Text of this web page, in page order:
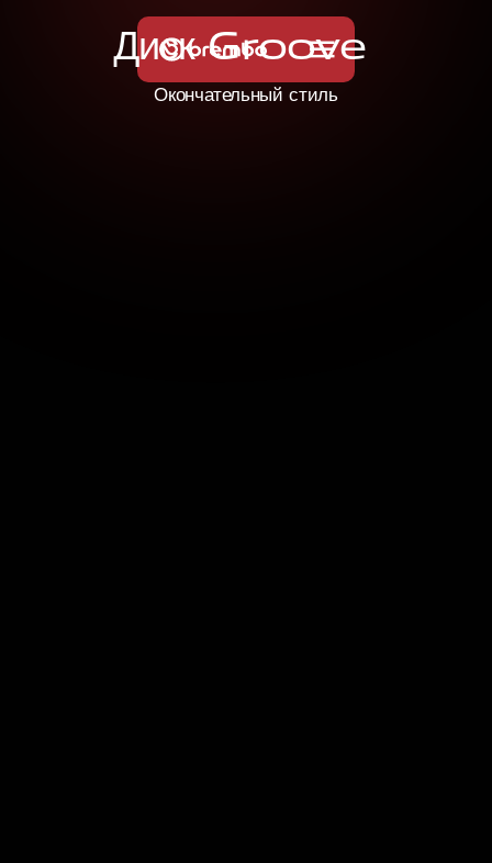
Диск Groove
Окончательный стиль